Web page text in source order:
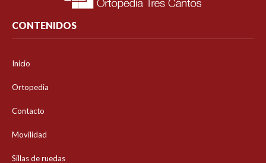
CONTENIDOS
Inicio
Ortopedia
Contacto
Movilidad
Sillas de ruedas